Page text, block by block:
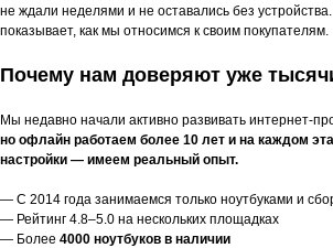
не ждали неделями и не оставались без
показывает, как мы относимся к своим покупателям.
Почему нам доверяют уже
Мы недавно начали активно развивать интернет-
но офлайн работаем более 10 лет и на каждом
настройки — имеем реальный опыт.
— С 2014 года занимаемся только ноутбуками и
— Рейтинг 4.8–5.0 на нескольких площадках
— Более 4000 ноутбуков в наличии